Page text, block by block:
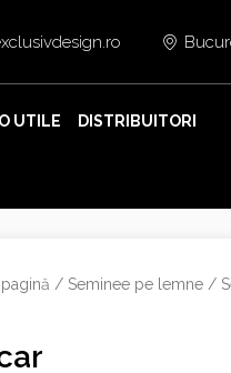
UTILE DISTRIBUITORI
/ Seminee pe lemne /